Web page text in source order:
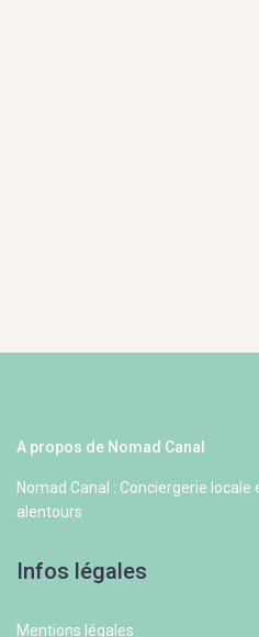
A propos de Nomad Canal
Nomad Canal : Conciergerie
alentours
Infos légales
Mentions légales